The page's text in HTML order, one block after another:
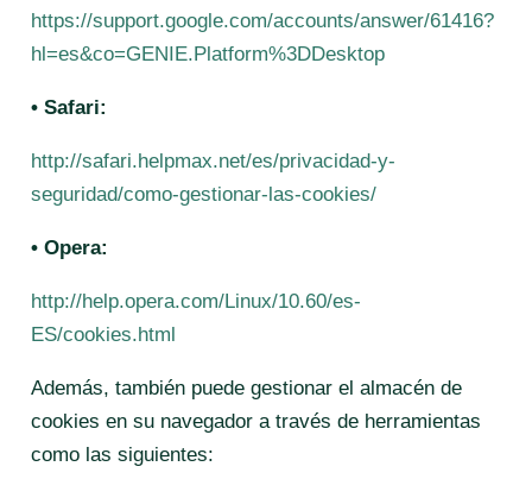
https://support.google.com/accounts/answer/61416?
hl=es&co=GENIE.Platform%3DDesktop
• Safari:
http://safari.helpmax.net/es/privacidad-y-
seguridad/como-gestionar-las-cookies/
• Opera:
http://help.opera.com/Linux/10.60/es-
ES/cookies.html
Además, también puede gestionar el almacén de
cookies en su navegador a través de herramientas
como las siguientes: